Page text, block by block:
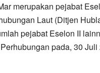
merupakan pejabat
Laut (Ditjen
pejabat Eselon II
pada, 30 Juli